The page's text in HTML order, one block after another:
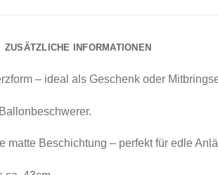
ZUSÄTZLICHE INFORMATIONEN
– ideal als Geschenk oder
matte Beschichtung – perfekt für edle